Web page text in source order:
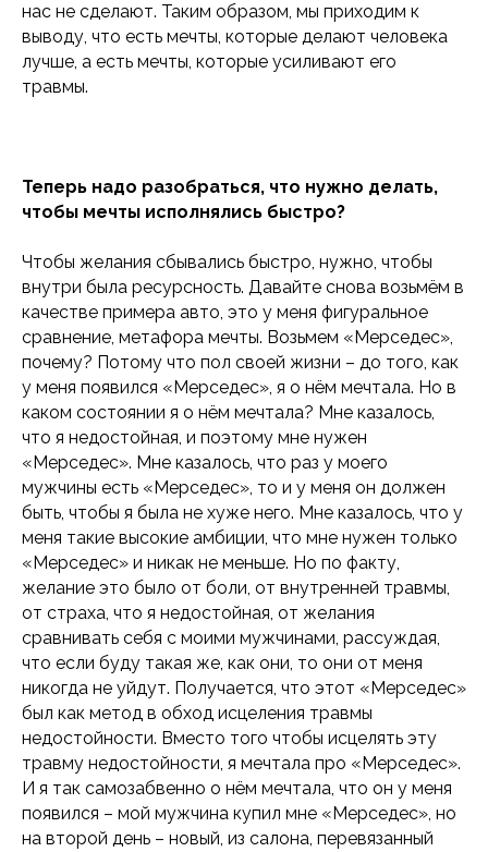
нас не сделают. Таким образом, мы приходим к
выводу, что есть мечты, которые делают человека
лучше, а есть мечты, которые усиливают его
травмы.
Теперь надо разобраться, что нужно делать,
чтобы мечты исполнялись быстро?
Чтобы желания сбывались быстро, нужно, чтобы
внутри была ресурсность. Давайте снова возьмём в
качестве примера авто, это у меня фигуральное
сравнение, метафора мечты. Возьмем «Мерседес»,
почему? Потому что пол своей жизни – до того, как
у меня появился «Мерседес», я о нём мечтала. Но в
каком состоянии я о нём мечтала? Мне казалось,
что я недостойная, и поэтому мне нужен
«Мерседес». Мне казалось, что раз у моего
мужчины есть «Мерседес», то и у меня он должен
быть, чтобы я была не хуже него. Мне казалось, что у
меня такие высокие амбиции, что мне нужен только
«Мерседес» и никак не меньше. Но по факту,
желание это было от боли, от внутренней травмы,
от страха, что я недостойная, от желания
сравнивать себя с моими мужчинами, рассуждая,
что если буду такая же, как они, то они от меня
никогда не уйдут. Получается, что этот «Мерседес»
был как метод в обход исцеления травмы
недостойности. Вместо того чтобы исцелять эту
травму недостойности, я мечтала про «Мерседес».
И я так самозабвенно о нём мечтала, что он у меня
появился – мой мужчина купил мне «Мерседес», но
на второй день – новый, из салона, перевязанный